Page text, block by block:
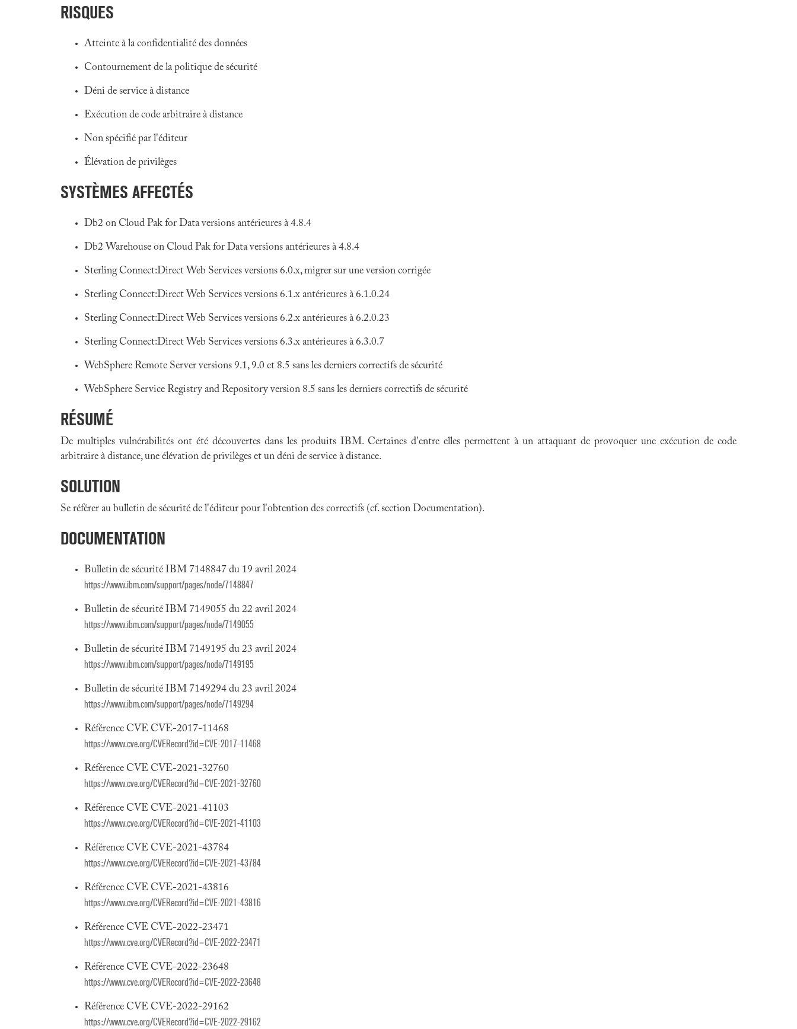
RISQUES
Atteinte à la confidentialité des données
Contournement de la politique de sécurité
Déni de service à distance
Exécution de code arbitraire à distance
Non spécifié par l'éditeur
Élévation de privilèges
SYSTÈMES AFFECTÉS
Db2 on Cloud Pak for Data versions antérieures à 4.8.4
Db2 Warehouse on Cloud Pak for Data versions antérieures à 4.8.4
Sterling Connect:Direct Web Services versions 6.0.x, migrer sur une version corrigée
Sterling Connect:Direct Web Services versions 6.1.x antérieures à 6.1.0.24
Sterling Connect:Direct Web Services versions 6.2.x antérieures à 6.2.0.23
Sterling Connect:Direct Web Services versions 6.3.x antérieures à 6.3.0.7
WebSphere Remote Server versions 9.1, 9.0 et 8.5 sans les derniers correctifs de sécurité
WebSphere Service Registry and Repository version 8.5 sans les derniers correctifs de sécurité
RÉSUMÉ
De multiples vulnérabilités ont été découvertes dans les produits IBM. Certaines d'entre elles permettent à un attaquant de provoquer une exécution de code
arbitraire à distance, une élévation de privilèges et un déni de service à distance.
SOLUTION
Se référer au bulletin de sécurité de l'éditeur pour l'obtention des correctifs (cf. section Documentation).
DOCUMENTATION
Bulletin de sécurité IBM 7148847 du 19 avril 2024
https://www.ibm.com/support/pages/node/7148847
Bulletin de sécurité IBM 7149055 du 22 avril 2024
https://www.ibm.com/support/pages/node/7149055
Bulletin de sécurité IBM 7149195 du 23 avril 2024
https://www.ibm.com/support/pages/node/7149195
Bulletin de sécurité IBM 7149294 du 23 avril 2024
https://www.ibm.com/support/pages/node/7149294
Référence CVE CVE-2017-11468
https://www.cve.org/CVERecord?id=CVE-2017-11468
Référence CVE CVE-2021-32760
https://www.cve.org/CVERecord?id=CVE-2021-32760
Référence CVE CVE-2021-41103
https://www.cve.org/CVERecord?id=CVE-2021-41103
Référence CVE CVE-2021-43784
https://www.cve.org/CVERecord?id=CVE-2021-43784
Référence CVE CVE-2021-43816
https://www.cve.org/CVERecord?id=CVE-2021-43816
Référence CVE CVE-2022-23471
https://www.cve.org/CVERecord?id=CVE-2022-23471
Référence CVE CVE-2022-23648
https://www.cve.org/CVERecord?id=CVE-2022-23648
Référence CVE CVE-2022-29162
https://www.cve.org/CVERecord?id=CVE-2022-29162